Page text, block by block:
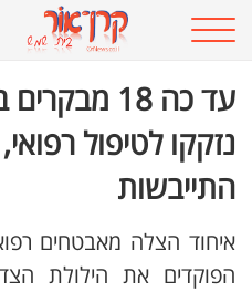
עד כה 18
נזקקו לטיפול
התייבשות
איחוד הצלה מאבטחים
הפוקדים את הילולת